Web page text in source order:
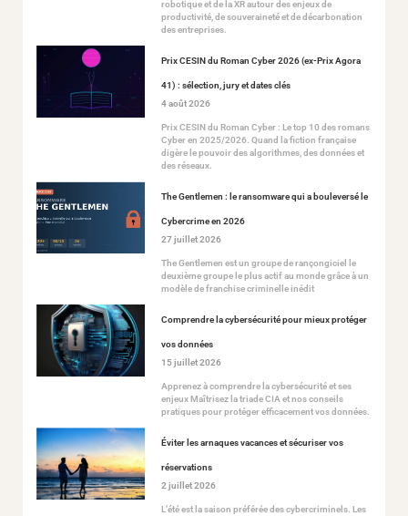
robotique et de la XR autour des enjeux de
productivité, de souveraineté et de décarbonation
des entreprises.
Prix CESIN du Roman Cyber 2026 (ex-Prix Agora
41) : sélection, jury et dates clés
4 août 2026
Prix CESIN du Roman Cyber : Le top 10 des romans
Cyber en 2025/2026. Quand la fiction française
digère le pouvoir des algorithmes, des données et
des réseaux.
The Gentlemen : le ransomware qui a bouleversé le
Cybercrime en 2026
27 juillet 2026
The Gentlemen est un groupe de rançongiciel le
deuxième groupe le plus actif au monde grâce à un
modèle de franchise criminelle inédit
Comprendre la cybersécurité pour mieux protéger
vos données
15 juillet 2026
Apprenez à comprendre la cybersécurité et ses
enjeux Maîtrisez la triade CIA et nos conseils
pratiques pour protéger efficacement vos données.
Éviter les arnaques vacances et sécuriser vos
réservations
2 juillet 2026
L’été est la saison préférée des cybercriminels. Les